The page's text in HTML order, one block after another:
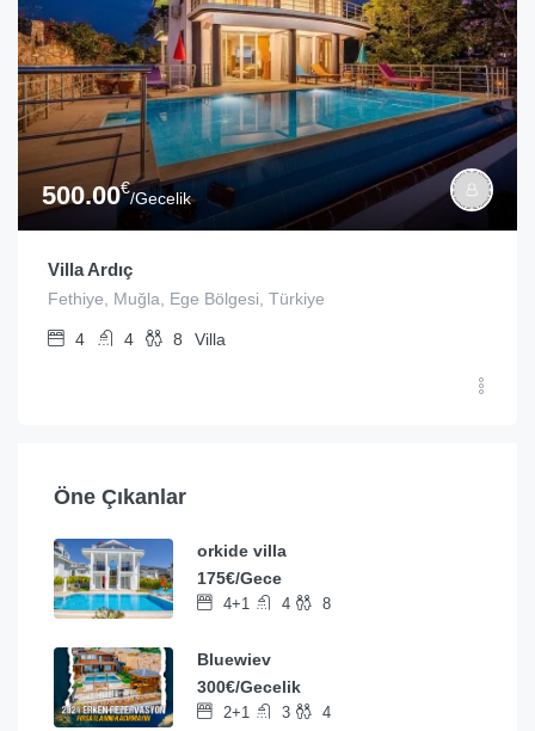
500.00€
/Gecelik
Villa Ardıç
Fethiye, Muğla, Ege Bölgesi, Türkiye
4 4 8 Villa
Öne Çıkanlar
orkide villa
175€/Gece
4+1 4 8
Bluewiev
300€/Gecelik
2+1 3 4